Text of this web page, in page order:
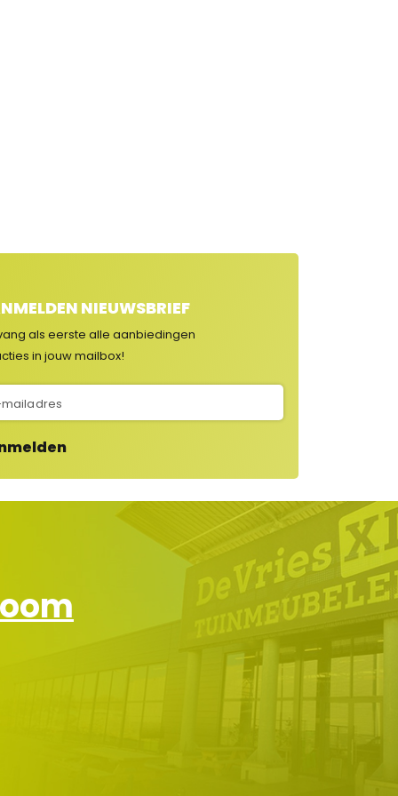
NIEUWSBRIEF
als eerste alle aanbiedingen
in jouw mailbox!